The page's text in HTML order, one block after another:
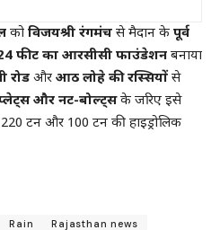
को विजयश्री रंगमंच से मैदान के पूर्व
फीट का आरसीसी फाउंडेशन बनाया
रोड और आठ लोहे की रस्सियों से
और नट-बोल्ट्सके जरिए इसे
टन और 100 टन की हाइड्रोलिक
Rain
Rajasthan news